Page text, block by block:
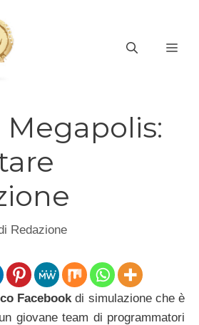
Redazione
Facebook di simulazione che è
giovane team di programmatori